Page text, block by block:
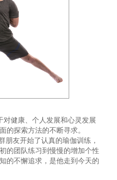
健康、个人发展和心灵发展
的探索方法的不断寻求。
友开始了认真的瑜伽训练，
的团队练习到慢慢的增加个性
的不懈追求，是他走到今天的